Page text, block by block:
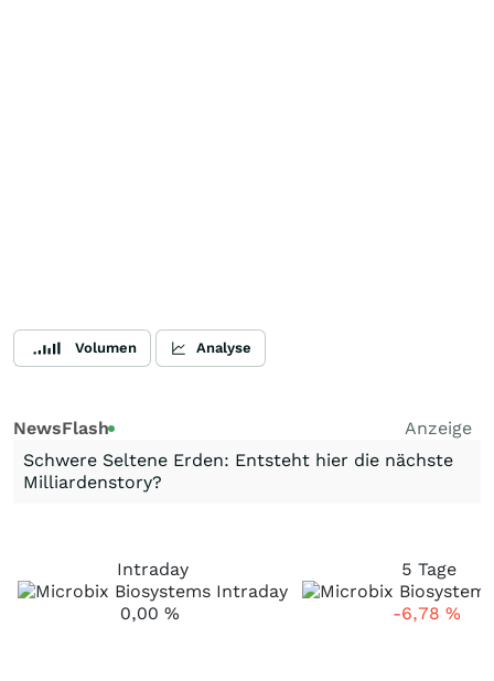
Volumen Analyse
NewsFlash
Anzeige
Schwere Seltene Erden: Entsteht hier die nächste
Milliardenstory?
Intraday
0,00 %
5 Tage
-6,78 %